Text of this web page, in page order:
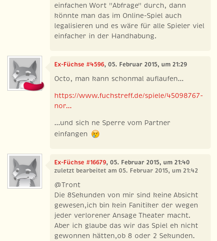
einfachen Wort "Abfrage" durch, dann
könnte man das im Online-Spiel auch
legalisieren und es wäre für alle Spieler viel
einfacher in der Handhabung.
Ex-Füchse #4596, 05. Februar 2015, um 21:29
Octo, man kann schonmal auflaufen...
https://www.fuchstreff.de/spiele/45098767-
nor...
...und sich ne Sperre vom Partner
einfangen
Ex-Füchse #16679, 05. Februar 2015, um 21:40
zuletzt bearbeitet am 05. Februar 2015, um 21:42
@Tront
Die 8Sekunden von mir sind keine Absicht
gewesen,ich bin kein Fanitiker der wegen
jeder verlorener Ansage Theater macht.
Aber ich glaube das wir das Spiel eh nicht
gewonnen hätten,ob 8 oder 2 Sekunden.